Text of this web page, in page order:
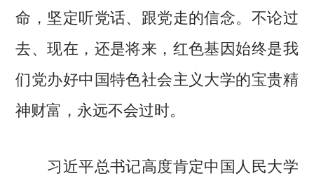
命，坚定听党话、跟党走的信念。不论过
去、现在，还是将来，红色基因始终是我
们党办好中国特色社会主义大学的宝贵精
神财富，永远不会过时。
习近平总书记高度肯定中国人民大学